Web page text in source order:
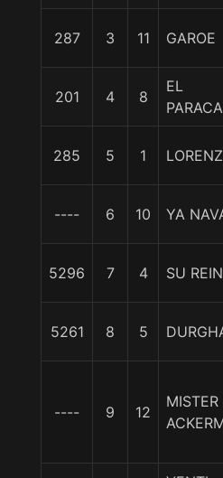
287 3 11 GAROE
201 4 8
EL
285 5 1
---- 6 10 YA
5296 7 4 SU
5261 8 5
---- 9 12
MISTER